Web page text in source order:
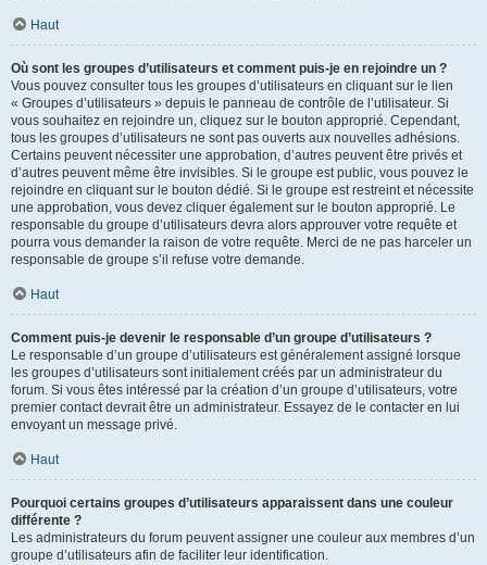
Haut
Où sont les groupes d’utilisateurs et comment puis-je en rejoindre un ?
Vous pouvez consulter tous les groupes d’utilisateurs en cliquant sur le lien
« Groupes d’utilisateurs » depuis le panneau de contrôle de l’utilisateur. Si
vous souhaitez en rejoindre un, cliquez sur le bouton approprié. Cependant,
tous les groupes d’utilisateurs ne sont pas ouverts aux nouvelles adhésions.
Certains peuvent nécessiter une approbation, d’autres peuvent être privés et
d’autres peuvent même être invisibles. Si le groupe est public, vous pouvez le
rejoindre en cliquant sur le bouton dédié. Si le groupe est restreint et nécessite
une approbation, vous devez cliquer également sur le bouton approprié. Le
responsable du groupe d’utilisateurs devra alors approuver votre requête et
pourra vous demander la raison de votre requête. Merci de ne pas harceler un
responsable de groupe s’il refuse votre demande.
Haut
Comment puis-je devenir le responsable d’un groupe d’utilisateurs ?
Le responsable d’un groupe d’utilisateurs est généralement assigné lorsque
les groupes d’utilisateurs sont initialement créés par un administrateur du
forum. Si vous êtes intéressé par la création d’un groupe d’utilisateurs, votre
premier contact devrait être un administrateur. Essayez de le contacter en lui
envoyant un message privé.
Haut
Pourquoi certains groupes d’utilisateurs apparaissent dans une couleur
différente ?
Les administrateurs du forum peuvent assigner une couleur aux membres d’un
groupe d’utilisateurs afin de faciliter leur identification.